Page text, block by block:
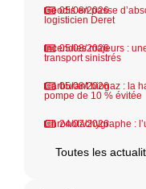
05/08/2026
Geodis en passe
logisticien Deret
05/08/2026
Incendies majeurs :
transport sinistrés
05/08/2026
Carburant biogaz : la
pompe de 10 % évitée
24/07/2026
Chronotachygraphe :
Toutes les